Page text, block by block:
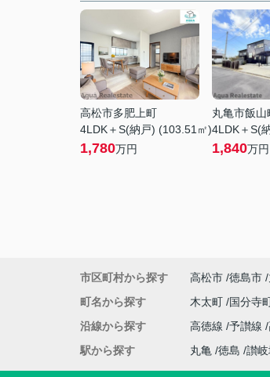
高松市多肥上町
4LDK＋S(納戸) (103.51㎡)
1,780万円
丸亀市飯山
4LDK＋S(
1,840万円
市区町村から探す 高松市 徳島市
町名から探す
木太町 国分寺
沿線から探す
高徳線 予讃線
駅から探す
丸亀 徳島 讃